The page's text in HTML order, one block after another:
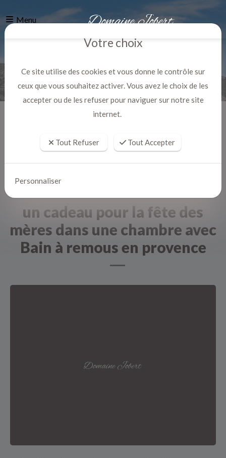
Menu
un cadeau pour la fête des
mères dans une chambre avec
Bain à remous en provence
Votre choix
Ce site utilise des cookies et vous donne le contrôle sur
ceux que vous souhaitez activer. Vous avez le choix de les
accepter ou de les refuser pour naviguer sur notre site
internet.
Tout Refuser Tout Accepter
Personnaliser